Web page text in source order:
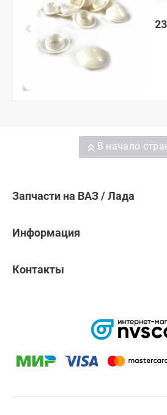
В начало
Запчасти на ВАЗ / Лада
Информация
Контакты